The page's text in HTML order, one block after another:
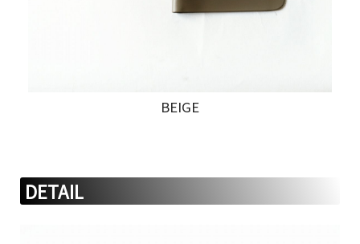
BEIGE
DETAIL